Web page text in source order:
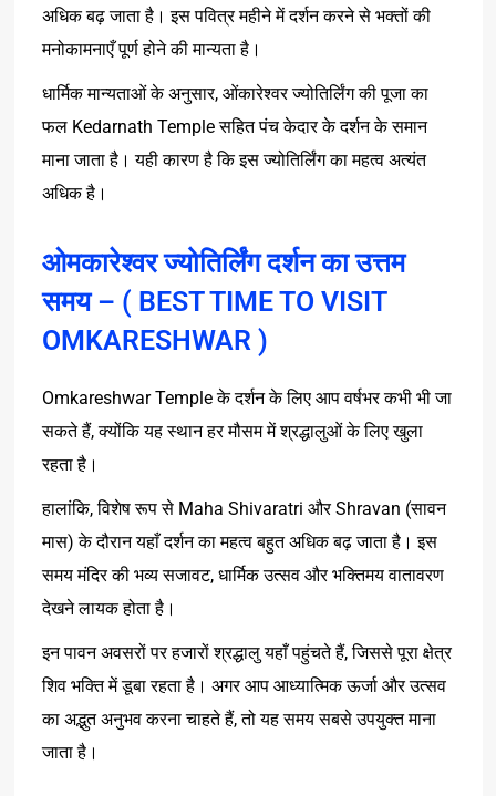
अधिक बढ़ जाता है। इस पवित्र महीने में दर्शन करने से भक्तों की
मनोकामनाएँ पूर्ण होने की मान्यता है।
धार्मिक मान्यताओं के अनुसार, ओंकारेश्वर ज्योतिर्लिंग की पूजा का
फल Kedarnath Temple सहित पंच केदार के दर्शन के समान
माना जाता है। यही कारण है कि इस ज्योतिर्लिंग का महत्व अत्यंत
अधिक है।
ओमकारेश्वर ज्योतिर्लिंग दर्शन का उत्तम
समय – ( BEST TIME TO VISIT
OMKARESHWAR )
Omkareshwar Temple के दर्शन के लिए आप वर्षभर कभी भी जा
सकते हैं,क्योंकि यह स्थान हर मौसम में श्रद्धालुओं के लिए खुला
रहता है।
हालांकि,विशेष रूप से Maha Shivaratri और Shravan (सावन
मास)के दौरान यहाँ दर्शन का महत्व बहुत अधिक बढ़ जाता है। इस
समय मंदिर की भव्य सजावट, धार्मिक उत्सव और भक्तिमय वातावरण
देखने लायक होता है।
इन पावन अवसरों पर हजारों श्रद्धालु यहाँ पहुंचते हैं,जिससे पूरा क्षेत्र
शिव भक्ति में डूबा रहता है। अगर आप आध्यात्मिक ऊर्जा और उत्सव
का अद्भुत अनुभव करना चाहते हैं,तो यह समय सबसे उपयुक्त माना
जाता है।